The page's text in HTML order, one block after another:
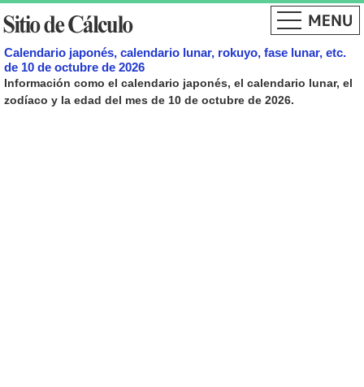
Calendario japonés, calendario lunar, rokuyo, fase lunar, etc.
de 10 de octubre de 2026
Información como el calendario japonés, el calendario lunar, el
zodíaco y la edad del mes de 10 de octubre de 2026.